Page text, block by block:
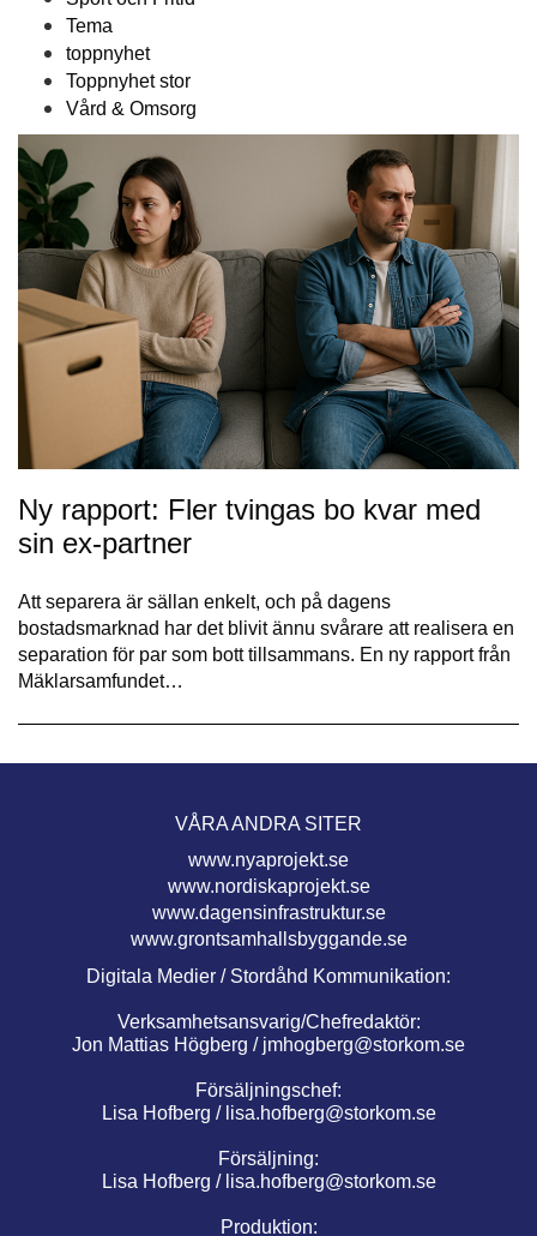
Tema
toppnyhet
Toppnyhet stor
Vård & Omsorg
Ny rapport: Fler tvingas bo kvar med
sin ex-partner
Att separera är sällan enkelt, och på dagens
bostadsmarknad har det blivit ännu svårare att realisera en
separation för par som bott tillsammans. En ny rapport från
Mäklarsamfundet…
VÅRA ANDRA SITER
www.nyaprojekt.se
www.nordiskaprojekt.se
www.dagensinfrastruktur.se
www.grontsamhallsbyggande.se
Digitala Medier / Stordåhd Kommunikation:
Verksamhetsansvarig/Chefredaktör:
Jon Mattias Högberg / jmhogberg@storkom.se
Försäljningschef:
Lisa Hofberg / lisa.hofberg@storkom.se
Försäljning:
Lisa Hofberg / lisa.hofberg@storkom.se
Produktion: